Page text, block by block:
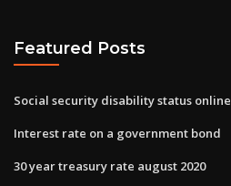
Featured Posts
Social security disability status online
Interest rate on a government bond
30 year treasury rate august 2020